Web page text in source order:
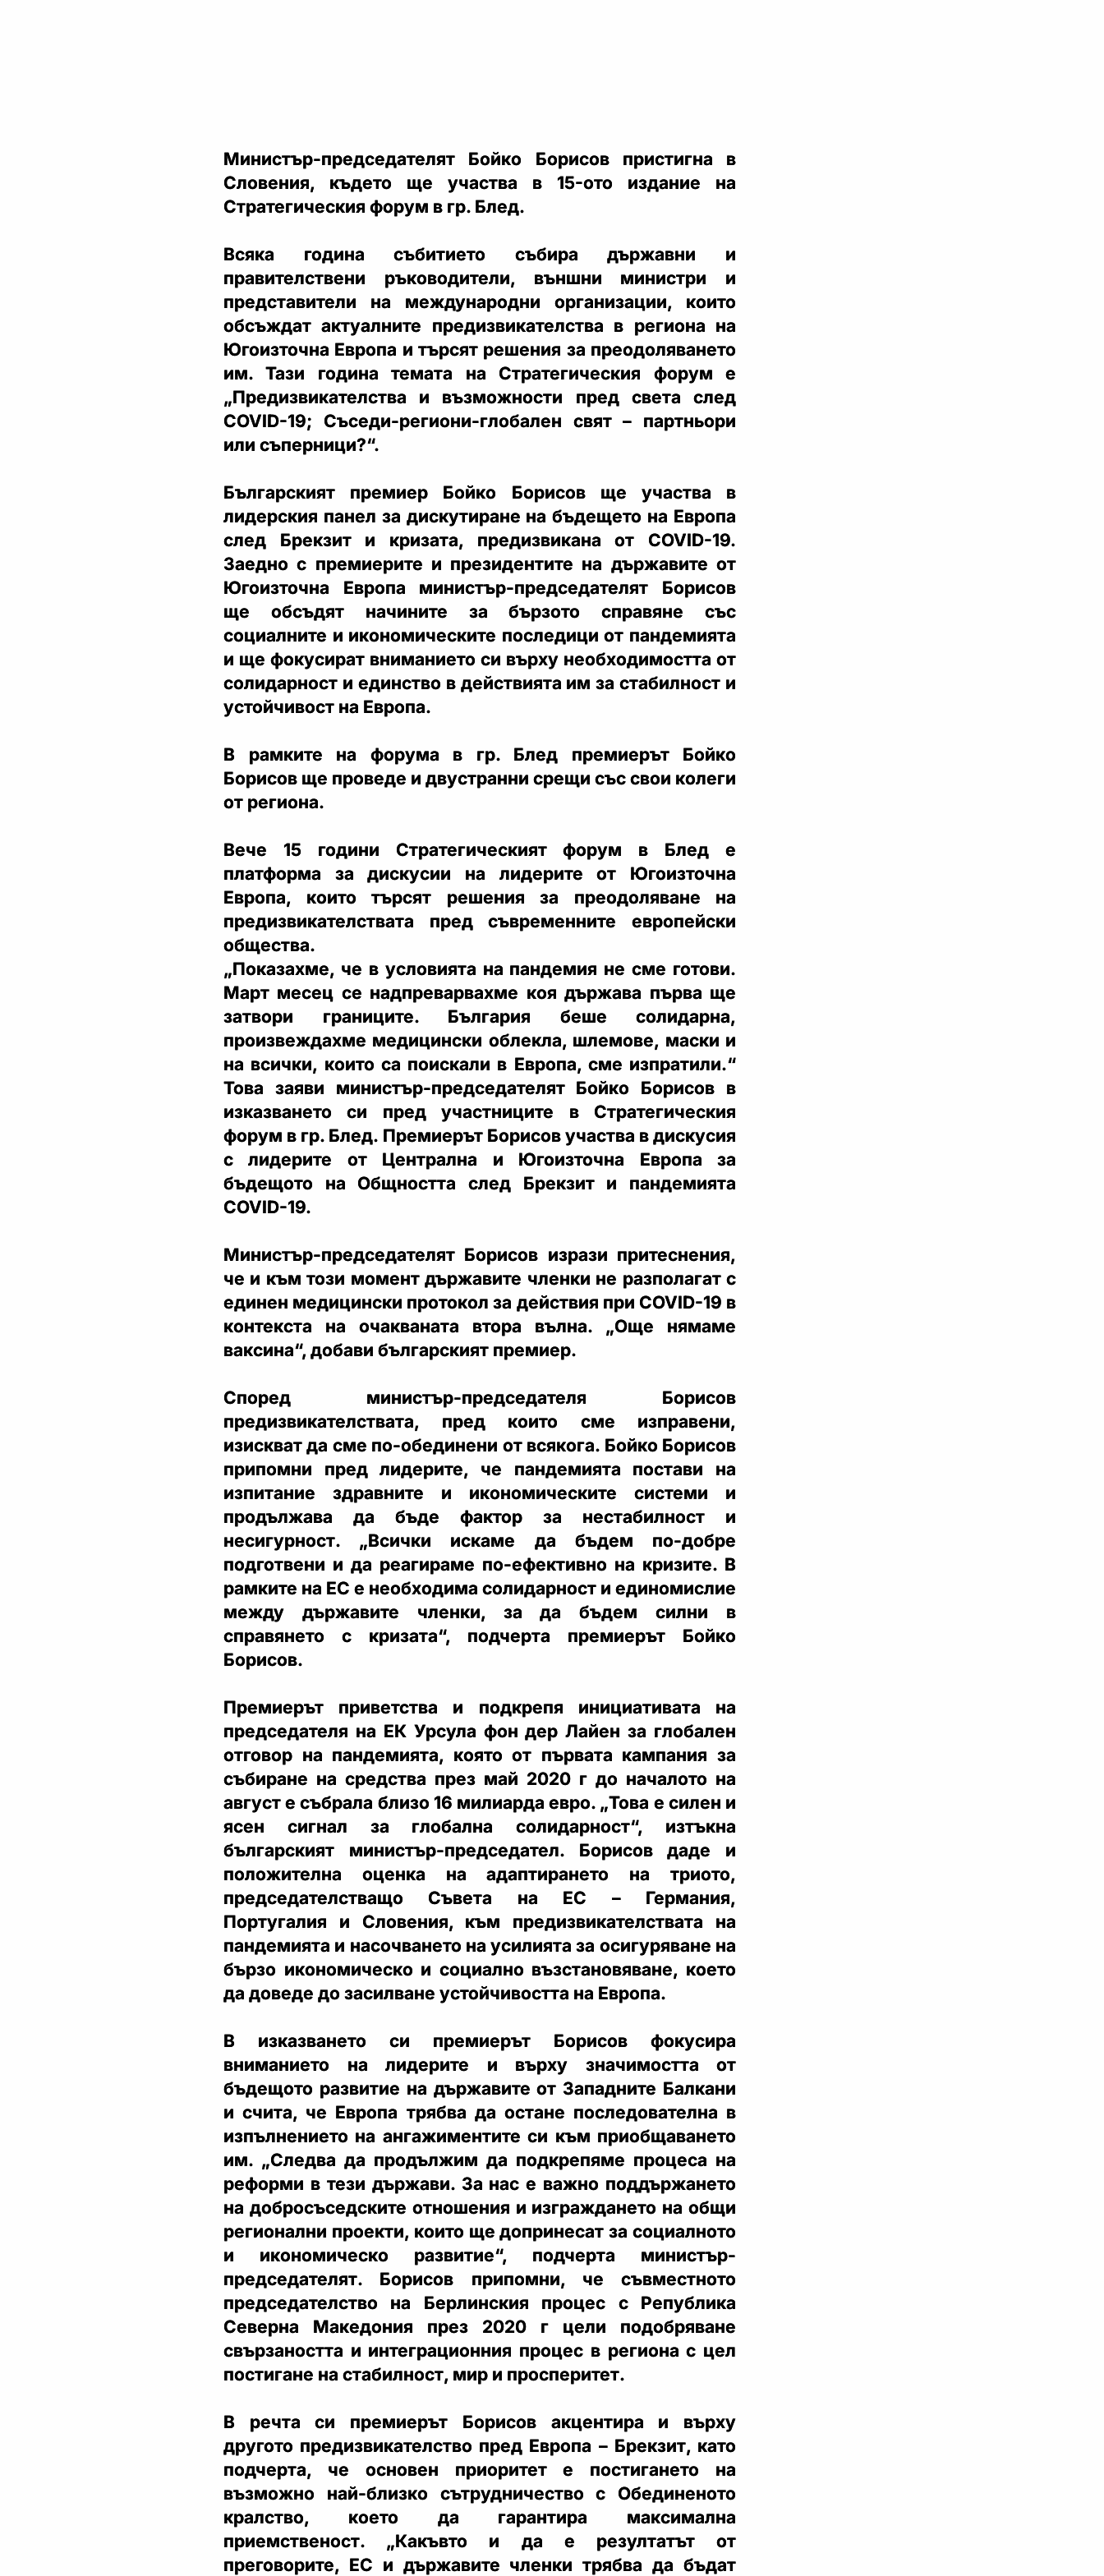
Министър-председателят Бойко Борисов пристигна в
Словения, където ще участва в 15-ото издание на
Стратегическия форум в гр. Блед.
Всяка година събитието събира държавни и
правителствени ръководители, външни министри и
представители на международни организации, които
обсъждат актуалните предизвикателства в региона на
Югоизточна Европа и търсят решения за преодоляването
им. Тази година темата на Стратегическия форум е
„Предизвикателства и възможности пред света след
COVID-19; Съседи-региони-глобален свят – партньори
или съперници?“.
Българският премиер Бойко Борисов ще участва в
лидерския панел за дискутиране на бъдещето на Европа
след Брекзит и кризата, предизвикана от COVID-19.
Заедно с премиерите и президентите на държавите от
Югоизточна Европа министър-председателят Борисов
ще обсъдят начините за бързото справяне със
социалните и икономическите последици от пандемията
и ще фокусират вниманието си върху необходимостта от
солидарност и единство в действията им за стабилност и
устойчивост на Европа.
В рамките на форума в гр. Блед премиерът Бойко
Борисов ще проведе и двустранни срещи със свои колеги
от региона.
Вече 15 години Стратегическият форум в Блед е
платформа за дискусии на лидерите от Югоизточна
Европа, които търсят решения за преодоляване на
предизвикателствата пред съвременните европейски
общества.
„Показахме, че в условията на пандемия не сме готови.
Март месец се надпреварвахме коя държава първа ще
затвори границите. България беше солидарна,
произвеждахме медицински облекла, шлемове, маски и
на всички, които са поискали в Европа, сме изпратили.“
Това заяви министър-председателят Бойко Борисов в
изказването си пред участниците в Стратегическия
форум в гр. Блед. Премиерът Борисов участва в дискусия
с лидерите от Централна и Югоизточна Европа за
бъдещото на Общността след Брекзит и пандемията
COVID-19.
Министър-председателят Борисов изрази притеснения,
че и към този момент държавите членки не разполагат с
единен медицински протокол за действия при COVID-19 в
контекста на очакваната втора вълна. „Още нямаме
ваксина“, добави българският премиер.
Според министър-председателя Борисов
предизвикателствата, пред които сме изправени,
изискват да сме по-обединени от всякога. Бойко Борисов
припомни пред лидерите, че пандемията постави на
изпитание здравните и икономическите системи и
продължава да бъде фактор за нестабилност и
несигурност. „Всички искаме да бъдем по-добре
подготвени и да реагираме по-ефективно на кризите. В
рамките на ЕС е необходима солидарност и единомислие
между държавите членки, за да бъдем силни в
справянето с кризата“, подчерта премиерът Бойко
Борисов.
Премиерът приветства и подкрепя инициативата на
председателя на ЕК Урсула фон дер Лайен за глобален
отговор на пандемията, която от първата кампания за
събиране на средства през май 2020 г до началото на
август е събрала близо 16 милиарда евро. „Това е силен и
ясен сигнал за глобална солидарност“, изтъкна
българският министър-председател. Борисов даде и
положителна оценка на адаптирането на триото,
председателстващо Съвета на ЕС – Германия,
Португалия и Словения, към предизвикателствата на
пандемията и насочването на усилията за осигуряване на
бързо икономическо и социално възстановяване, което
да доведе до засилване устойчивостта на Европа.
В изказването си премиерът Борисов фокусира
вниманието на лидерите и върху значимостта от
бъдещото развитие на държавите от Западните Балкани
и счита, че Европа трябва да остане последователна в
изпълнението на ангажиментите си към приобщаването
им. „Следва да продължим да подкрепяме процеса на
реформи в тези държави. За нас е важно поддържането
на добросъседските отношения и изграждането на общи
регионални проекти, които ще допринесат за социалното
и икономическо развитие“, подчерта министър-
председателят. Борисов припомни, че съвместното
председателство на Берлинския процес с Република
Северна Македония през 2020 г цели подобряване
свързаността и интеграционния процес в региона с цел
постигане на стабилност, мир и просперитет.
В речта си премиерът Борисов акцентира и върху
другото предизвикателство пред Европа – Брекзит, като
подчерта, че основен приоритет е постигането на
възможно най-близко сътрудничество с Обединеното
кралство, което да гарантира максимална
приемственост. „Какъвто и да е резултатът от
преговорите, ЕС и държавите членки трябва да бъдат